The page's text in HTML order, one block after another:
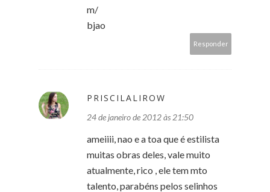
m/
bjao
Responder
PRISCILALIROW
24 de janeiro de 2012 às 21:50
ameiiii, nao e a toa que é estilista
muitas obras deles, vale muito
atualmente, rico , ele tem mto
talento, parabéns pelos selinhos